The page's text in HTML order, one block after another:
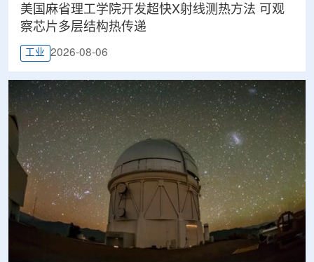
美国麻省理工学院开发超快X射线测热方法 可观
察芯片多层结构热传递
工业 2026-08-06